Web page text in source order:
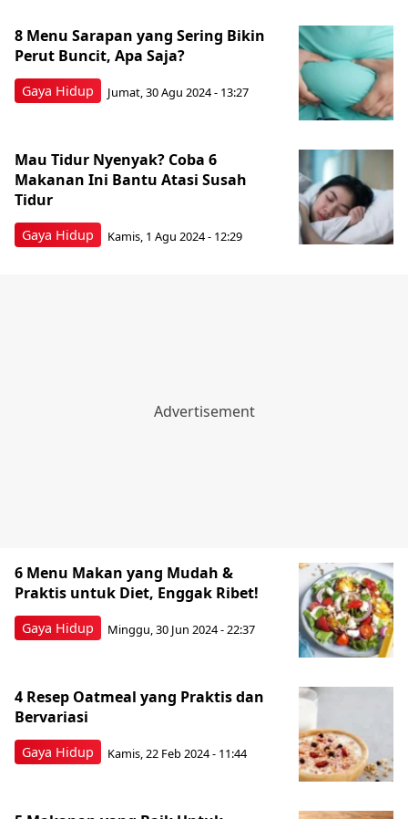
Gaya Hidup
8 Menu Sarapan yang Sering Bikin
Perut Buncit, Apa Saja?
Jumat, 30 Agu 2024 - 13:27
Gaya Hidup
Mau Tidur Nyenyak? Coba 6
Makanan Ini Bantu Atasi Susah
Tidur
Kamis, 1 Agu 2024 - 12:29
Gaya Hidup
6 Menu Makan yang Mudah &
Praktis untuk Diet, Enggak Ribet!
Minggu, 30 Jun 2024 - 22:37
Gaya Hidup
4 Resep Oatmeal yang Praktis dan
Bervariasi
Kamis, 22 Feb 2024 - 11:44